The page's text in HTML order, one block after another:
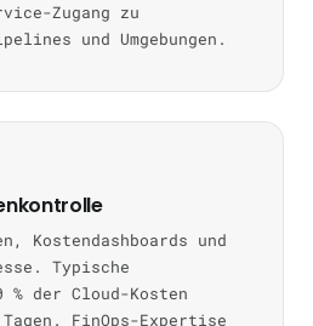
Zugang zu
und Umgebungen.
Kostendashboards und
Typische
% der Cloud-Kosten
FinOps-Expertise